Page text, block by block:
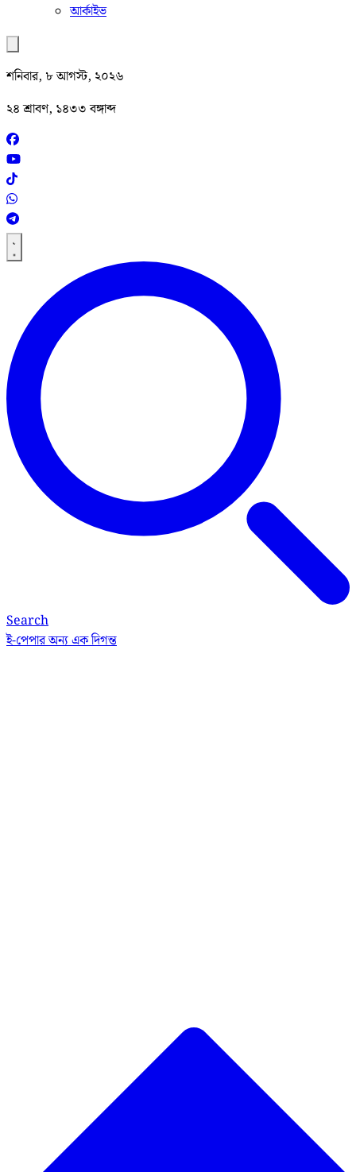
আর্কাইভ
শনিবার, ৮ আগস্ট, ২০২৬
২৪ শ্রাবণ, ১৪৩৩ বঙ্গাব্দ
Search
ই-পেপারঅন্য এক দিগন্ত